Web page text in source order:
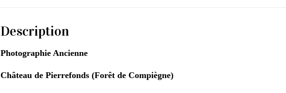
Description
Photographie Ancienne
Château de Pierrefonds (Forêt de Compiègne)